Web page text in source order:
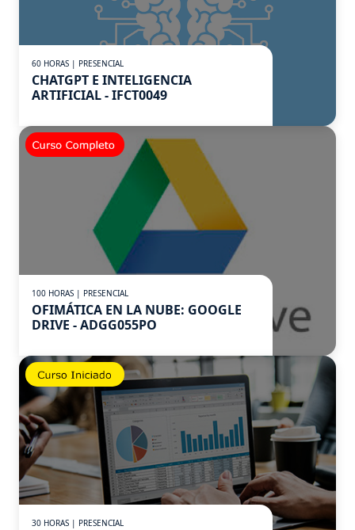
60 HORAS | PRESENCIAL
CHATGPT E INTELIGENCIA
ARTIFICIAL - IFCT0049
100 HORAS | PRESENCIAL
OFIMÁTICA EN LA NUBE: GOOGLE
DRIVE - ADGG055PO
30 HORAS | PRESENCIAL